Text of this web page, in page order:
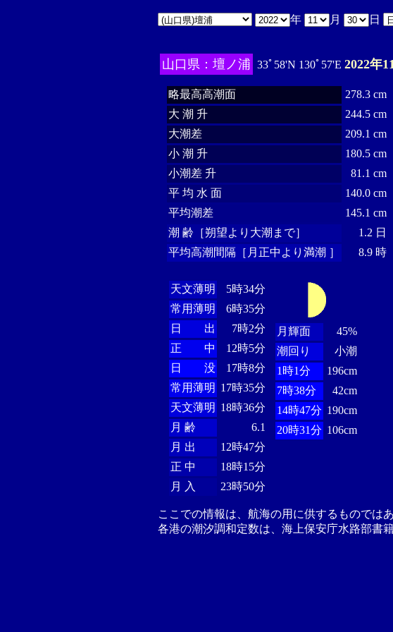
年 月 日
山口県：壇ノ浦 33ﾟ58'N 130ﾟ57'E 2022年
略最高高潮面
278.3 cm
大 潮 升
244.5 cm
大潮差
209.1 cm
小 潮 升
180.5 cm
小潮差 升
81.1 cm
平 均 水 面
140.0 cm
平均潮差
145.1 cm
潮 齢［朔望より大潮まで］
1.2 日
平均高潮間隔［月正中より満潮 ］
8.9 時
天文薄明
5時34分
常用薄明
6時35分
日 出
7時2分
正 中
12時5分
日 没
17時8分
常用薄明 17時35分
天文薄明 18時36分
月 齢
6.1
月 出
12時47分
正 中
18時15分
月 入
23時50分
月輝面
45%
潮回り
小潮
1時1分
196cm
7時38分
42cm
14時47分 190cm
20時31分 106cm
ここでの情報は、航海の用に供するものでは
各港の潮汐調和定数は、海上保安庁水路部書